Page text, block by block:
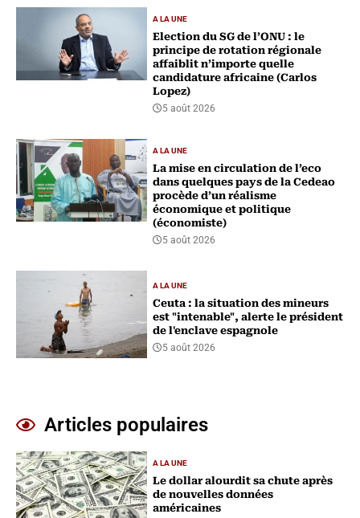
A LA UNE
Election du SG de l’ONU : le
principe de rotation régionale
affaiblit n’importe quelle
candidature africaine (Carlos
Lopez)
5 août 2026
A LA UNE
La mise en circulation de l’eco
dans quelques pays de la Cedeao
procède d’un réalisme
économique et politique
(économiste)
5 août 2026
A LA UNE
Ceuta : la situation des mineurs
est "intenable", alerte le président
de l'enclave espagnole
5 août 2026
Articles populaires
A LA UNE
Le dollar alourdit sa chute après
de nouvelles données
américaines